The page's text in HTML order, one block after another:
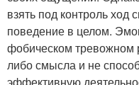
взять под контроль ход
поведение в целом.
фобическом тревожном
либо смысла и не
эффективную